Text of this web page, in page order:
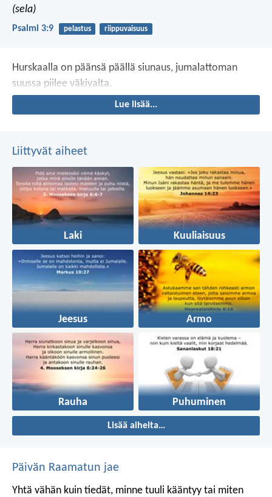
(sela)
Psalmi 3:9 pelastus riippuvaisuus
Hurskaalla on päänsä päällä siunaus, jumalattoman
suussa piilee väkivalta.
Lue lisää...
Liittyvät aiheet
Laki Kuuliaisuus
Jeesus Armo
Rauha Puhuminen
Lisää aiheita…
Päivän Raamatun jae
Yhtä vähän kuin tiedät, minne tuuli kääntyy tai miten